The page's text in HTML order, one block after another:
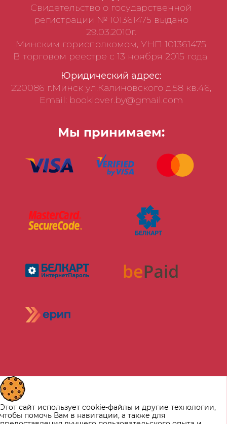
Свидетельство о государственной
регистрации № 101361475 выдано
29.03.2010г.
Минским горисполкомом, УНП 101361475
В торговом реестре с 13 ноября 2015 года.
Юридический адрес:
220086 г.Минск ул.Калиновского д.58 кв.46,
Email: booklover.by@gmail.com
Мы принимаем:
Этот сайт использует cookie-файлы и другие технологии,
чтобы помочь Вам в навигации, а также для